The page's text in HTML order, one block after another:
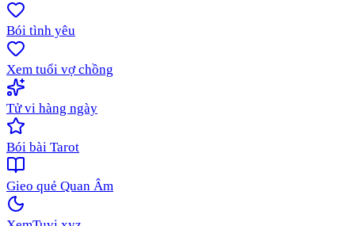
Bói tình yêu
Xem tuổi vợ chồng
Tử vi hàng ngày
Bói bài Tarot
Gieo quẻ Quan Âm